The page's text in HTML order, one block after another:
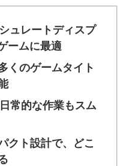
ュレートディスプ
ームに最適
くのゲームタイト
常的な作業もスム
クト設計で、どこ